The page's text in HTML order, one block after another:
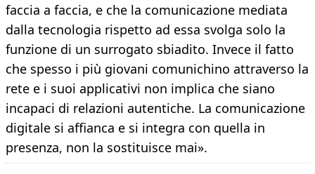
faccia a faccia, e che la comunicazione mediata
dalla tecnologia rispetto ad essa svolga solo la
funzione di un surrogato sbiadito. Invece il fatto
che spesso i più giovani comunichino attraverso la
rete e i suoi applicativi non implica che siano
incapaci di relazioni autentiche. La comunicazione
digitale si affianca e si integra con quella in
presenza, non la sostituisce mai».